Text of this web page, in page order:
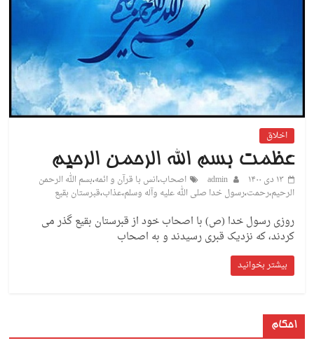
اخلاق
عظمت بسم الله الرحمن الرحیم
۱۳ دی ۱۴۰۰ admin اصحاب،انس با قرآن و ائمه،بسم الله الرحمن
الرحیم،رحمت،رسول خدا صلی الله علیه وآله وسلم،عذاب،قبرستان بقیع
روزی رسول خدا (ص) با اصحاب خود از قبرستان بقیع گذر می
کردند، که نزدیک قبری رسیدند و به اصحاب
بیشتر بخوانید
احکام